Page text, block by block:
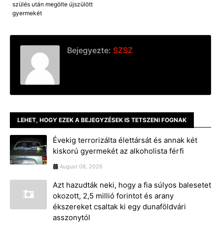
szülés után megölte újszülött
gyermekét
Bejegyezte: SZSZ
LEHET, HOGY EZEK A BEJEGYZÉSEK IS TETSZENI FOGNAK
Évekig terrorizálta élettársát és annak két
kiskorú gyermekét az alkoholista férfi
August 08, 2026
Azt hazudták neki, hogy a fia súlyos balesetet
okozott, 2,5 millió forintot és arany
ékszereket csaltak ki egy dunaföldvári
asszonytól